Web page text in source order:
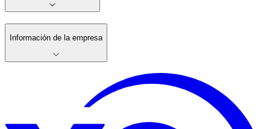
Información de la empresa